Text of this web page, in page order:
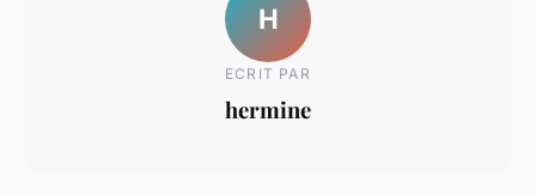
H
ECRIT PAR
hermine